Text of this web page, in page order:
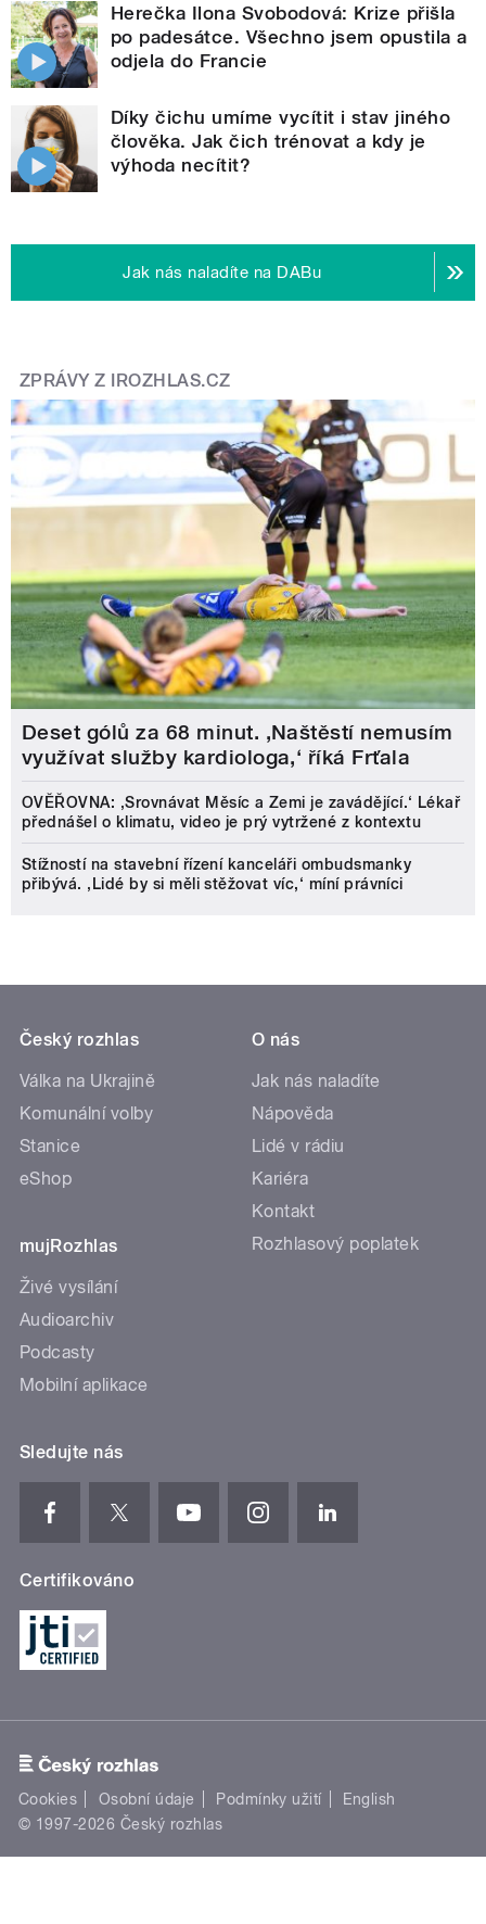
Herečka Ilona Svobodová: Krize přišla
po padesátce. Všechno jsem opustila a
odjela do Francie
Díky čichu umíme vycítit i stav jiného
člověka. Jak čich trénovat a kdy je
výhoda necítit?
Jak nás naladíte na DABu
ZPRÁVY Z IROZHLAS.CZ
Deset gólů za 68 minut. ,Naštěstí nemusím
využívat služby kardiologa,‘ říká Frťala
OVĚŘOVNA: ‚Srovnávat Měsíc a Zemi je zavádějící.‘ Lékař
přednášel o klimatu, video je prý vytržené z kontextu
Stížností na stavební řízení kanceláři ombudsmanky
přibývá. ‚Lidé by si měli stěžovat víc,‘ míní právníci
Český rozhlas
Válka na Ukrajině
Komunální volby
Stanice
eShop
mujRozhlas
Živé vysílání
Audioarchiv
Podcasty
Mobilní aplikace
O nás
Jak nás naladíte
Nápověda
Lidé v rádiu
Kariéra
Kontakt
Rozhlasový poplatek
Sledujte nás
Certifikováno
Cookies Osobní údaje Podmínky užití
English
© 1997-2026 Český rozhlas